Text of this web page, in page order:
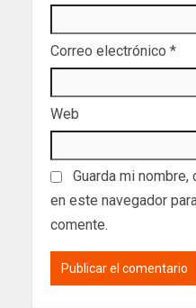
Correo electrónico *
Web
Guarda mi
en este navegador
comente.